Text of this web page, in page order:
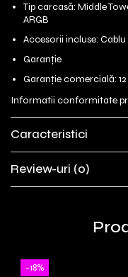
Tip carcasă: Middle
ARGB
Accesorii incluse:
Garanție
Garanție comercială: 12
Informatii conformitate
Caracteristici
Review-uri (0)
-18%